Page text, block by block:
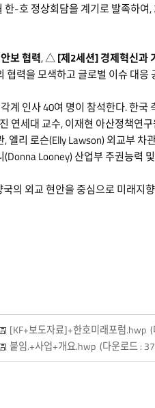
-호 정상회담을 계기로 발족하
보 협력, △[제2세션] 경제혁신과
협력을 모색하고 글로벌 이슈 대응
계 인사 40여 명이 참석한다. 한
연세대 교수, 이재현 아산정책연
엘리 로슨(Elly Lawson) 외교부
Looney) 산업부 주권능력
의 외교 현안을 중심으로 미래
[KF+보도자료]+한호미래포럼.hwp
붙임.+사업+개요.hwp (다운로드 :